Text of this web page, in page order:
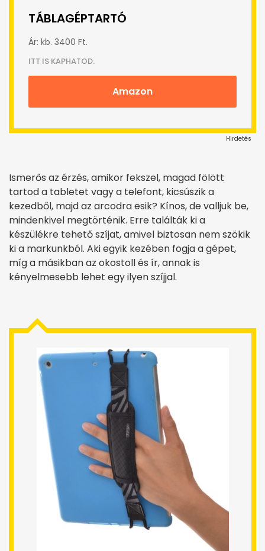
TÁBLAGÉPTARTÓ
Ár: kb. 3400 Ft.
ITT IS KAPHATOD:
Amazon
Hirdetés
Ismerős az érzés, amikor fekszel, magad fölött
tartod a tabletet vagy a telefont, kicsúszik a
kezedből, majd az arcodra esik? Kínos, de valljuk be,
mindenkivel megtörténik. Erre találták ki a
készülékre tehető szíjat, amivel biztosan nem szökik
ki a markunkból. Aki egyik kezében fogja a gépet,
míg a másikban az okostoll és ír, annak is
kényelmesebb lehet egy ilyen szíjjal.